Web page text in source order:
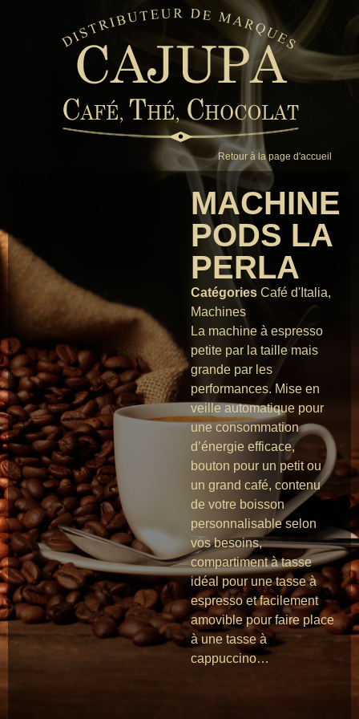
Retour à la page d'accueil
MACHINE
PODS LA
PERLA
Catégories Café d'Italia,
Machines
La machine à espresso
petite par la taille mais
grande par les
performances. Mise en
veille automatique pour
une consommation
d’énergie efficace,
bouton pour un petit ou
un grand café, contenu
de votre boisson
personnalisable selon
vos besoins,
compartiment à tasse
idéal pour une tasse à
espresso et facilement
amovible pour faire place
à une tasse à
cappuccino…